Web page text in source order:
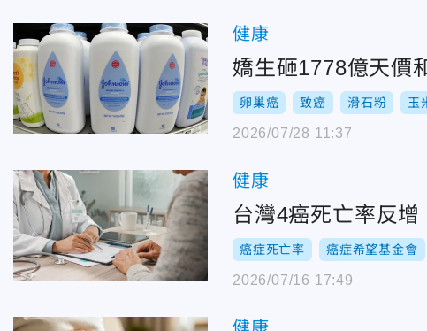
健康
嬌生砸1778億天價
卵巢癌 致癌 滑石粉 玉
2026/07/28 11:37
健康
台灣4癌死亡率反
癌症死亡率 癌症希望基金會
2026/07/16 17:49